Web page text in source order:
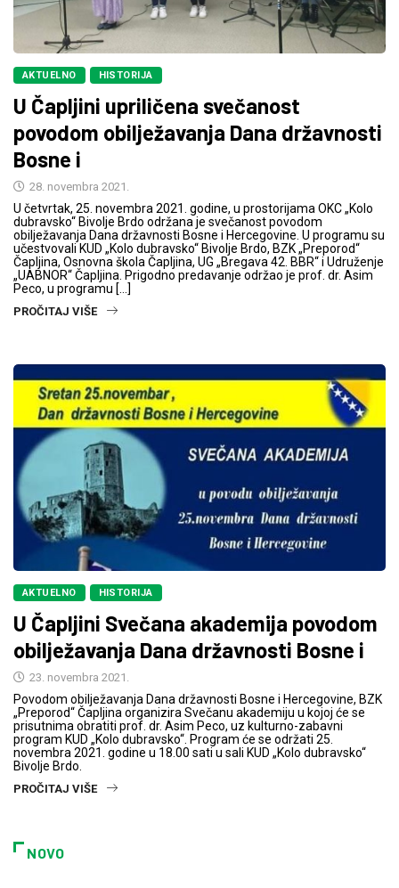
AKTUELNO HISTORIJA
U Čapljini upriličena svečanost
povodom obilježavanja Dana državnosti
Bosne i
28. novembra 2021.
U četvrtak, 25. novembra 2021. godine, u prostorijama OKC „Kolo
dubravsko“ Bivolje Brdo održana je svečanost povodom
obilježavanja Dana državnosti Bosne i Hercegovine. U programu su
učestvovali KUD „Kolo dubravsko“ Bivolje Brdo, BZK „Preporod“
Čapljina, Osnovna škola Čapljina, UG „Bregava 42. BBR“ i Udruženje
„UABNOR“ Čapljina. Prigodno predavanje održao je prof. dr. Asim
Peco, u programu […]
PROČITAJ VIŠE
AKTUELNO HISTORIJA
U Čapljini Svečana akademija povodom
obilježavanja Dana državnosti Bosne i
23. novembra 2021.
Povodom obilježavanja Dana državnosti Bosne i Hercegovine, BZK
„Preporod“ Čapljina organizira Svečanu akademiju u kojoj će se
prisutnima obratiti prof. dr. Asim Peco, uz kulturno-zabavni
program KUD „Kolo dubravsko“. Program će se održati 25.
novembra 2021. godine u 18.00 sati u sali KUD „Kolo dubravsko“
Bivolje Brdo.
PROČITAJ VIŠE
NOVO